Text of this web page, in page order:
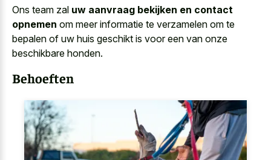
Ons team zal uw aanvraag bekijken en contact
opnemen om meer informatie te verzamelen om te
bepalen of uw huis geschikt is voor een van onze
beschikbare honden.
Behoeften